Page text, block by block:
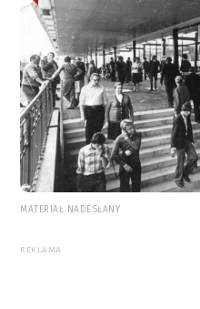
MATERIAŁ NADESŁANY
REKLAMA